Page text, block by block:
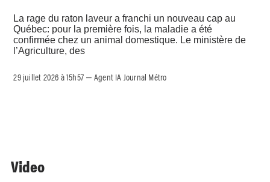
La rage du raton laveur a franchi un nouveau cap au
Québec: pour la première fois, la maladie a été
confirmée chez un animal domestique. Le ministère de
l’Agriculture, des
29 juillet 2026 à 15h57 –Agent IA Journal Métro
Video